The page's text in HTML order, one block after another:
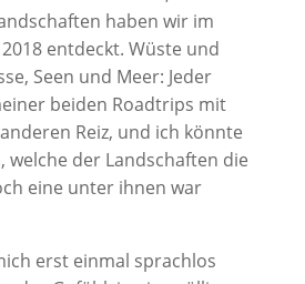
haben wir im
entdeckt. Wüste und
Seen und Meer: Jeder
beiden Roadtrips mit
Reiz, und ich könnte
welche der Landschaften die
eine unter ihnen war
erst einmal sprachlos